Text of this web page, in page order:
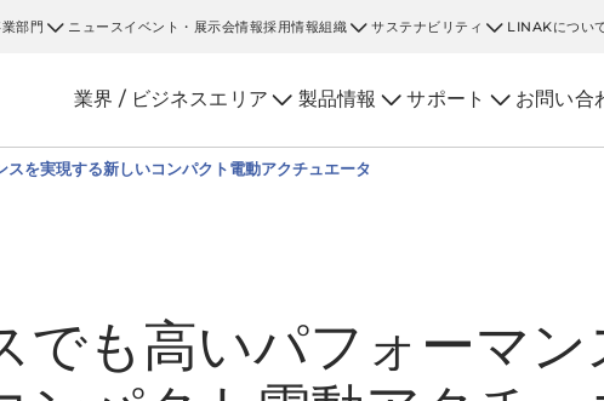
部門 ニュース イベント・展示会情報採用情報組織 サステナビリティ LINAKについ
業界 / ビジネスエリア 製品情報 サポート お問い合
を実現する新しいコンパクト電動アクチュエータ
でも高いパフォーマン